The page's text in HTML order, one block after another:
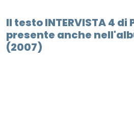
Il testo INTERVISTA 4 di
presente anche
(2007)